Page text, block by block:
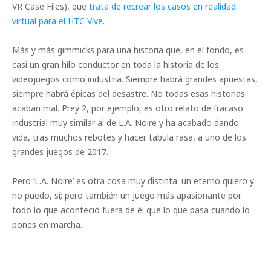
VR Case Files), que trata de recrear los casos en realidad
virtual para el HTC Vive.
Más y más gimmicks para una historia que, en el fondo, es
casi un gran hilo conductor en toda la historia de los
videojuegos como industria. Siempre habrá grandes apuestas,
siempre habrá épicas del desastre. No todas esas historias
acaban mal. Prey 2, por ejemplo, es otro relato de fracaso
industrial muy similar al de L.A. Noire y ha acabado dando
vida, tras muchos rebotes y hacer tabula rasa, a uno de los
grandes juegos de 2017.
Pero ‘L.A. Noire’ es otra cosa muy distinta: un eterno quiero y
no puedo, sí; pero también un juego más apasionante por
todo lo que aconteció fuera de él que lo que pasa cuando lo
pones en marcha.